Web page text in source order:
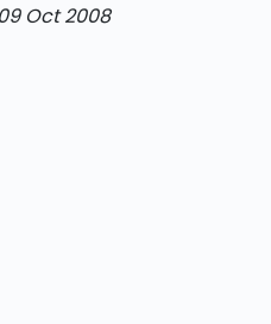
09 Oct 2008